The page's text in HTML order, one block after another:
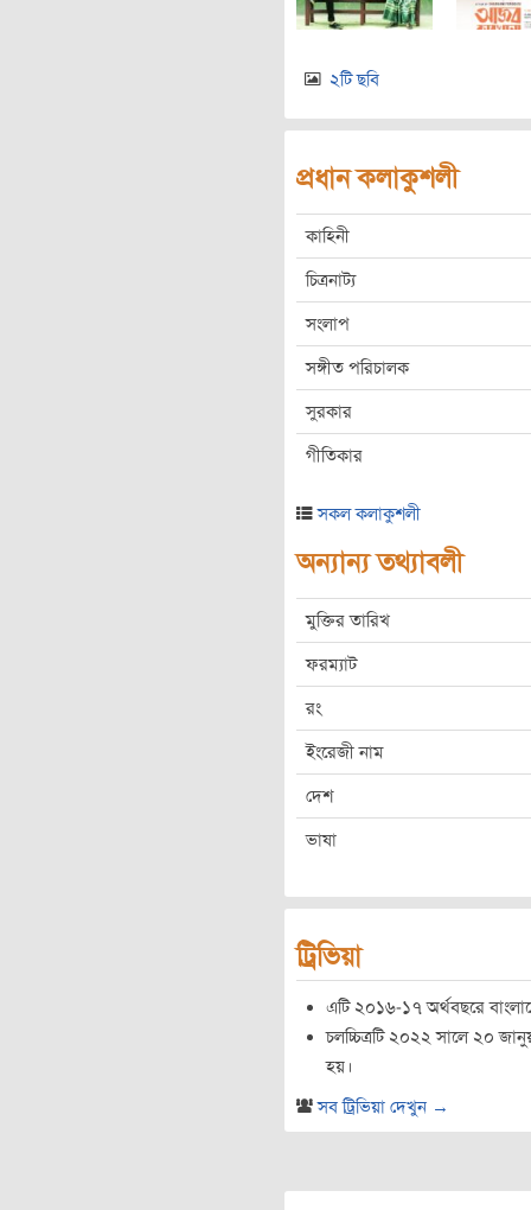
২টি ছবি
প্রধান কলাকুশলী
কাহিনী
চিত্রনাট্য
সংলাপ
সঙ্গীত পরিচালক
সুরকার
গীতিকার
সকল কলাকুশলী
অন্যান্য তথ্যাবলী
মুক্তির তারিখ
ফরম্যাট
রং
ইংরেজী নাম
দেশ
ভাষা
ট্রিভিয়া
এটি ২০১৬-১৭ অর্থবছরে
চলচ্চিত্রটি ২০২২ সালে ২০
হয়।
সব ট্রিভিয়া দেখুন →